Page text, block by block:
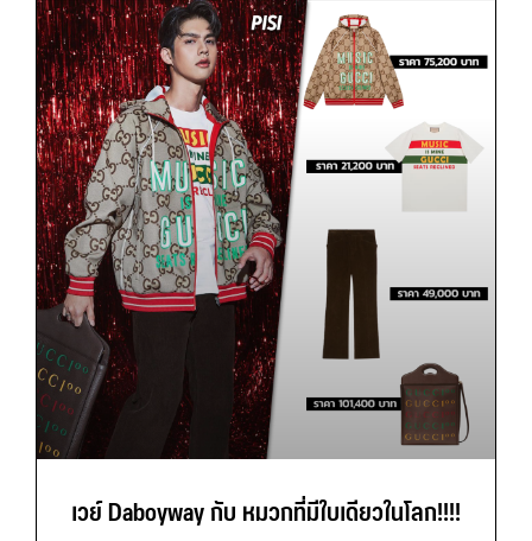
เวย์ Daboyway กับ หมวกที่มีใบเดียวในโลก!!!!